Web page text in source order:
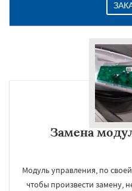
Замена
Модуль управления, по
чтобы произвести замену,